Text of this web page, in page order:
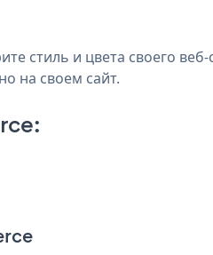
стиль и цвета своего
на своем сайт.